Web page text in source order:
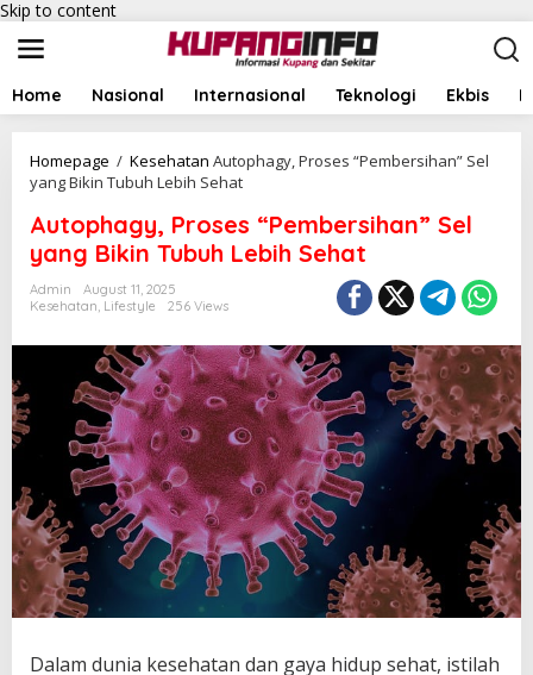
Skip to content
Home Nasional Internasional Teknologi Ekbis
Homepage / Kesehatan Autophagy, Proses “Pembersihan” Sel
yang Bikin Tubuh Lebih Sehat
Autophagy, Proses “Pembersihan” Sel
yang Bikin Tubuh Lebih Sehat
Admin
August 11, 2025
Kesehatan, Lifestyle 256 Views
Dalam dunia kesehatan dan gaya hidup sehat, istilah